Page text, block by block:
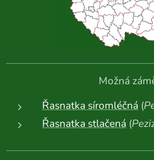
Možná
Řasnatka síromléčná (
Řasnatka stlačená (